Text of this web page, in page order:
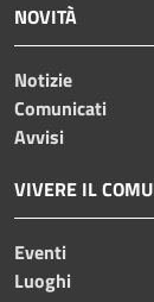
NOVITÀ
Notizie
Comunicati
Avvisi
VIVERE IL
Eventi
Luoghi